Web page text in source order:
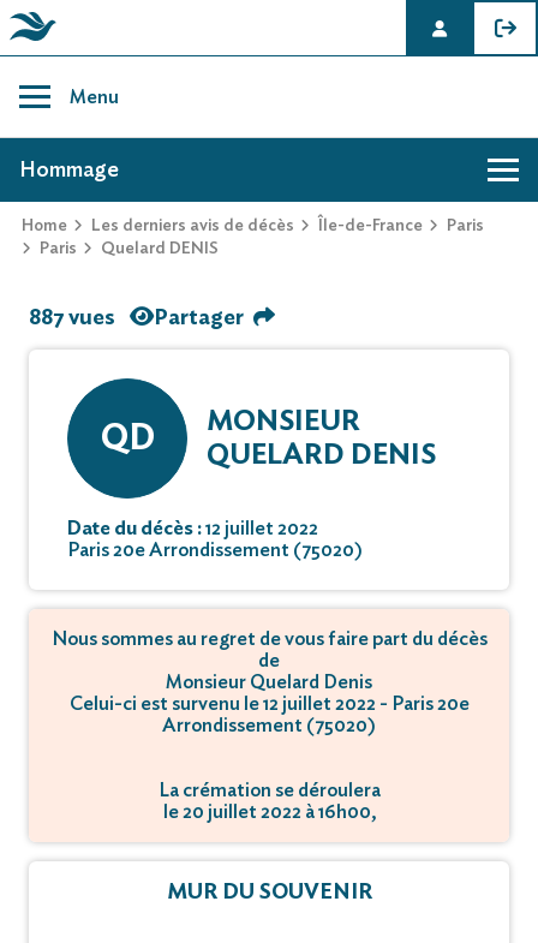
content
Menu
AVIS DE DÉCÈS DE QUELARD DENIS
Home Les derniers avis de décès Île-de-France
Paris
Paris
Quelard DENIS
Hommage
887 vues Partager
QD
MONSIEUR
QUELARD DENIS
Date du décès :12 juillet 2022
Paris 20e Arrondissement (75020)
Nous sommes au regret de vous faire part du décès
de
Monsieur Quelard Denis
Celui-ci est survenu le 12 juillet 2022 - Paris 20e
Arrondissement (75020)
La crémation se déroulera
le 20 juillet 2022 à 16h00,
MUR DU SOUVENIR